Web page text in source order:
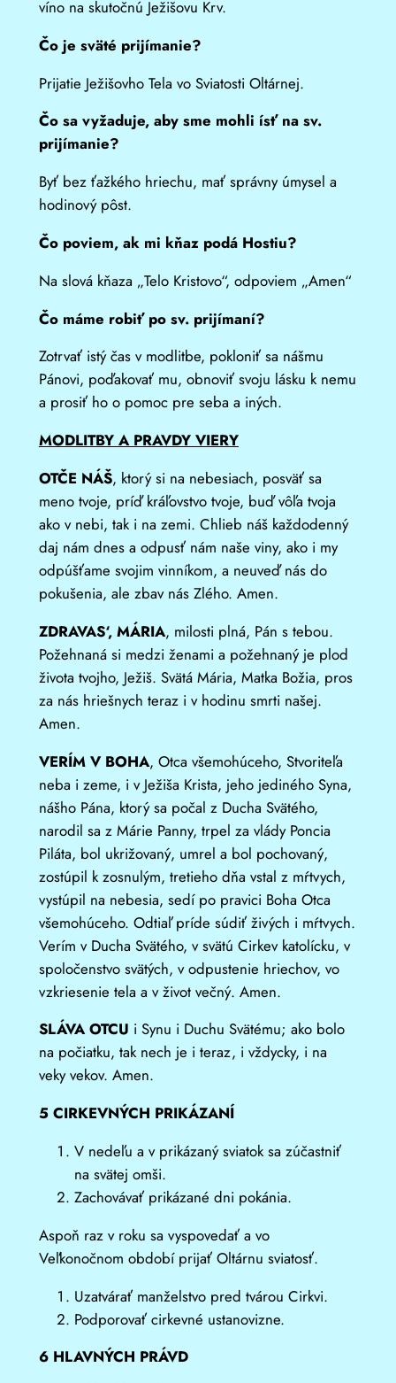
víno na skutočnú Ježišovu Krv.
Čo je sväté prijímanie?
Prijatie Ježišovho Tela vo Sviatosti Oltárnej.
Čo sa vyžaduje, aby sme mohli ísť na sv.
prijímanie?
Byť bez ťažkého hriechu, mať správny úmysel a
hodinový pôst.
Čo poviem, ak mi kňaz podá Hostiu?
Na slová kňaza „Telo Kristovo“, odpoviem „Amen“
Čo máme robiť po sv. prijímaní?
Zotrvať istý čas v modlitbe, pokloniť sa nášmu
Pánovi, poďakovať mu, obnoviť svoju lásku k nemu
a prosiť ho o pomoc pre seba a iných.
MODLITBY A PRAVDY VIERY
OTČE NÁŠ, ktorý si na nebesiach, posväť sa
meno tvoje, príď kráľovstvo tvoje, buď vôľa tvoja
ako v nebi, tak i na zemi. Chlieb náš každodenný
daj nám dnes a odpusť nám naše viny, ako i my
odpúšťame svojim vinníkom, a neuveď nás do
pokušenia, ale zbav nás Zlého. Amen.
ZDRAVAS‘, MÁRIA, milosti plná, Pán s tebou.
Požehnaná si medzi ženami a požehnaný je plod
života tvojho, Ježiš. Svätá Mária, Matka Božia, pros
za nás hriešnych teraz i v hodinu smrti našej.
Amen.
VERÍM V BOHA, Otca všemohúceho, Stvoriteľa
neba i zeme, i v Ježiša Krista, jeho jediného Syna,
nášho Pána, ktorý sa počal z Ducha Svätého,
narodil sa z Márie Panny, trpel za vlády Poncia
Piláta, bol ukrižovaný, umrel a bol pochovaný,
zostúpil k zosnulým, tretieho dňa vstal z mŕtvych,
vystúpil na nebesia, sedí po pravici Boha Otca
všemohúceho. Odtiaľ príde súdiť živých i mŕtvych.
Verím v Ducha Svätého, v svätú Cirkev katolícku, v
spoločenstvo svätých, v odpustenie hriechov, vo
vzkriesenie tela a v život večný. Amen.
SLÁVA OTCU i Synu i Duchu Svätému; ako bolo
na počiatku, tak nech je i teraz, i vždycky, i na
veky vekov. Amen.
5 CIRKEVNÝCH PRIKÁZANÍ
V nedeľu a v prikázaný sviatok sa zúčastniť
na svätej omši.
Zachovávať prikázané dni pokánia.
Aspoň raz v roku sa vyspovedať a vo
Veľkonočnom období prijať Oltárnu sviatosť.
Uzatvárať manželstvo pred tvárou Cirkvi.
Podporovať cirkevné ustanovizne.
6 HLAVNÝCH PRÁVD